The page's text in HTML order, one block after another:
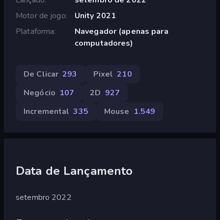
Motor de jogo
Unity 2021
Plataforma
Navegador (apenas para
computadores)
De Clicar 293 Pixel 210
Negócio 107 2D 927
Incremental 335 Mouse 1.549
Data de Lançamento
setembro 2022